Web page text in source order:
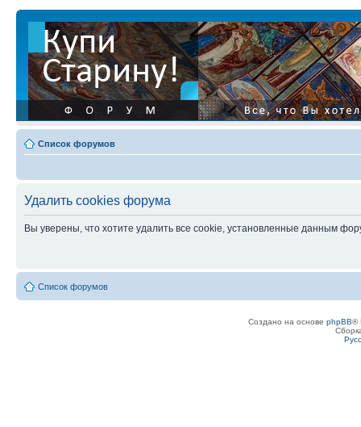
Список форумов
Удалить cookies форума
Вы уверены, что хотите удалить все cookie, установленные данным
Список форумов
Создано на основе phpBB®